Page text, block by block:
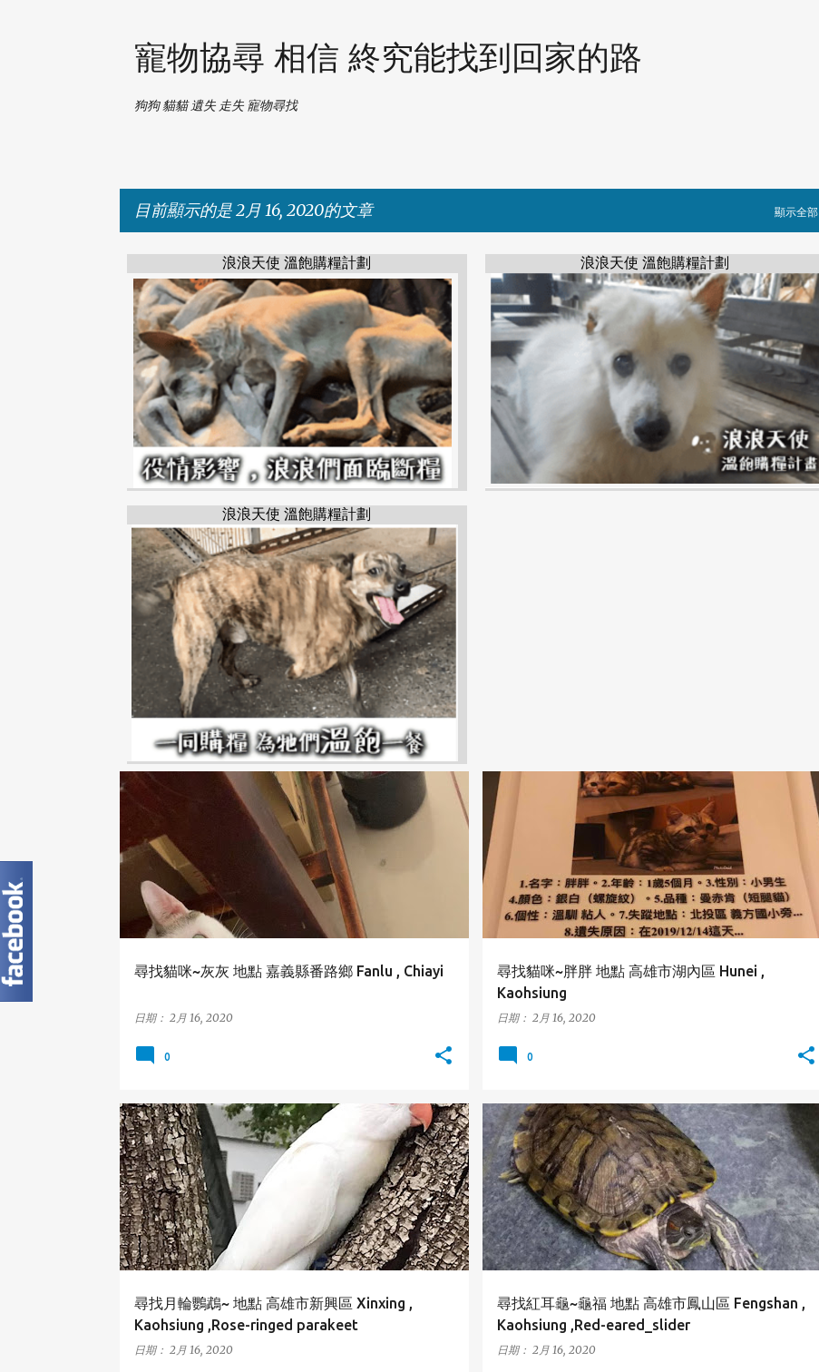
寵物協尋 相信 終究能找到回家的路
狗狗 貓貓 遺失 走失 寵物尋找
目前顯示的是 2月 16, 2020的文章 顯示全部
發
表
文
章
浪浪天使 溫飽購糧計劃 浪浪天使 溫飽購糧計劃
浪浪天使 溫飽購糧計劃
尋找貓咪~灰灰 地點 嘉義縣番路鄉 Fanlu , Chiayi
日期： 2月 16, 2020
貓咪 CHIAYI FANLU
0
尋找貓咪~胖胖 地點 高雄市湖內區 Hunei ,
Kaohsiung
日期： 2月 16, 2020
湖內區 貓咪 HUNEI KAOHSIUNG
0
尋找月輪鸚鵡~ 地點 高雄市新興區 Xinxing ,
Kaohsiung ,Rose-ringed parakeet
日期： 2月 16, 2020
月輪鸚鵡 高雄市 新興區 KAOHSIUNG
ROSE-RINGED PARAKEET +
尋找紅耳龜~龜福 地點 高雄市鳳山區 Fengshan ,
Kaohsiung ,Red-eared_slider
日期： 2月 16, 2020
紅耳龜 高雄市 鳳山區 FENGSHAN KAOHSIUNG
+
RED-EARED_SLIDER